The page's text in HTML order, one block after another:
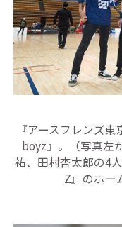
『アースフレンズ
boyz』。（写真左
祐、田村杏太郎の4
Z』のホー